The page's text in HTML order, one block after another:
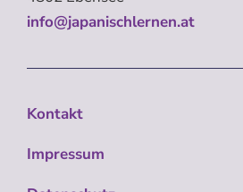
info@japanischlernen.at
Kontakt
Impressum